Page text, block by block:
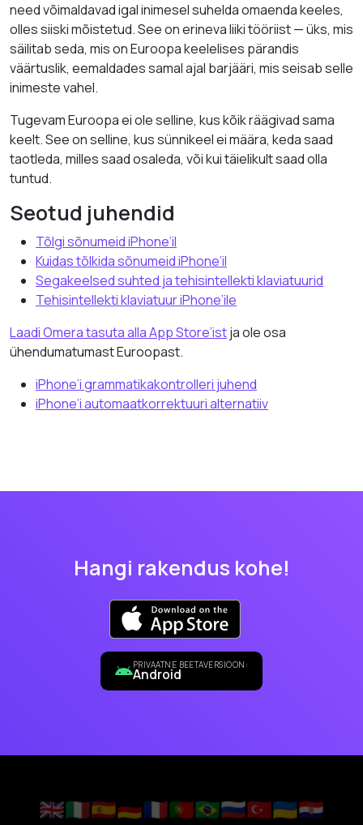
need võimaldavad igal inimesel suhelda omaenda keeles,
olles siiski mõistetud. See on erineva liiki tööriist — üks, mis
säilitab seda, mis on Euroopa keelelises pärandis
väärtuslik, eemaldades samal ajal barjääri, mis seisab selle
inimeste vahel.
Tugevam Euroopa ei ole selline, kus kõik räägivad sama
keelt. See on selline, kus sünnikeel ei määra, keda saad
taotleda, milles saad osaleda, või kui täielikult saad olla
tuntud.
Seotud juhendid
Tõlgi sõnumeid iPhone’il
Kuidas tõlkida sõnumeid iPhone’il
Segakeelsed suhted ja tehisintellekti klaviatuurid
Tehisintellekti klaviatuur iPhone’ile
Laadi Omera tasuta alla App Store’istja ole osa
ühendumatumast Euroopast.
iPhone’i grammatikakontrolleri juhend
iPhone’i automaatkorrektuuri alternatiiv
Hangi rakendus kohe!
PRIVAATNE BEETAVERSIOON:
Android
🇬🇧🇮🇹🇪🇸🇩🇪🇫🇷🇵🇹🇧🇷🇷🇺🇹🇷🇺🇦🇭🇷